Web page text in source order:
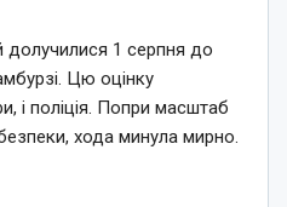
1 серпня до
Цю оцінку
і поліція. Попри масштаб
хода минула мирно.